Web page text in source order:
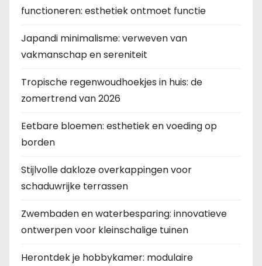
functioneren: esthetiek ontmoet functie
Japandi minimalisme: verweven van
vakmanschap en sereniteit
Tropische regenwoudhoekjes in huis: de
zomertrend van 2026
Eetbare bloemen: esthetiek en voeding op
borden
Stijlvolle dakloze overkappingen voor
schaduwrijke terrassen
Zwembaden en waterbesparing: innovatieve
ontwerpen voor kleinschalige tuinen
Herontdek je hobbykamer: modulaire